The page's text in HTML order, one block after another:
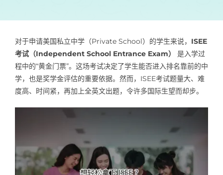
网课专家
代写资讯 New！
对于申请美国私立中学（Private School）的学生来说， ISEE
考试（Independent School Entrance Exam）
是入学过
程中的“黄金门票”。这场考试决定了学生能否进入排名靠前的中
学，也是奖学金评估的重要依据。然而，ISEE考试题量大、难
度高、时间紧，再加上全英文出题，令许多国际生望而却步。